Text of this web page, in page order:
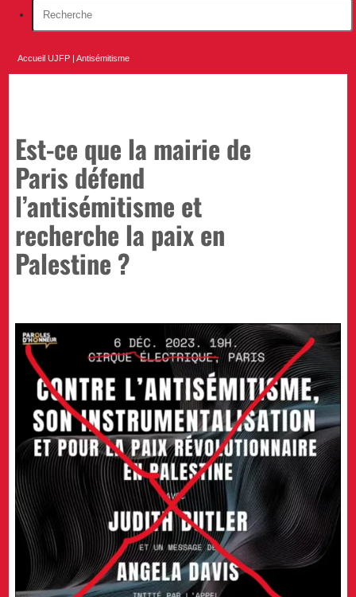
Accueil UJFP |Antisémitisme
Est-ce que la mairie de
Paris défend
l’antisémitisme et
recherche la paix en
Palestine ?